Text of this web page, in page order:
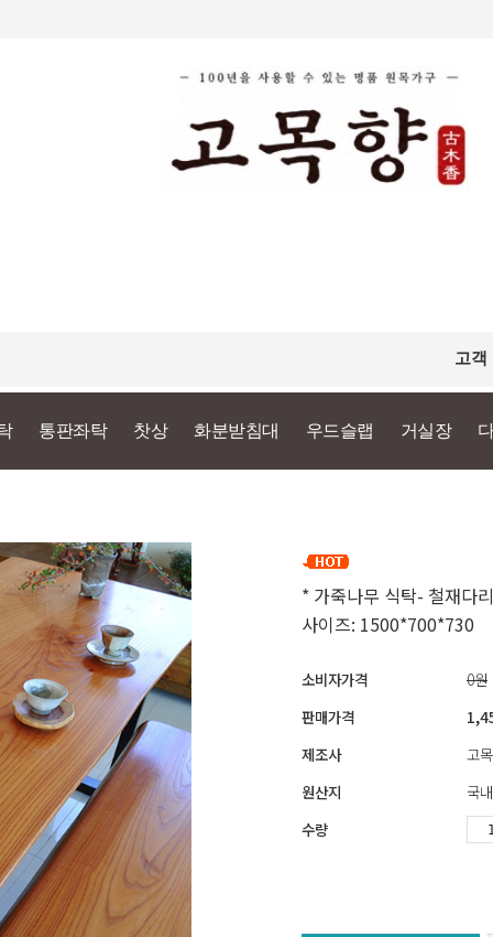
고
통판좌탁 찻상 화분받침대 우드슬랩 거실장
* 가죽나무 식탁- 철재다리
사이즈: 1500*700*730
소비자가격
0원
판매가격
제조사
고
원산지
국
수량